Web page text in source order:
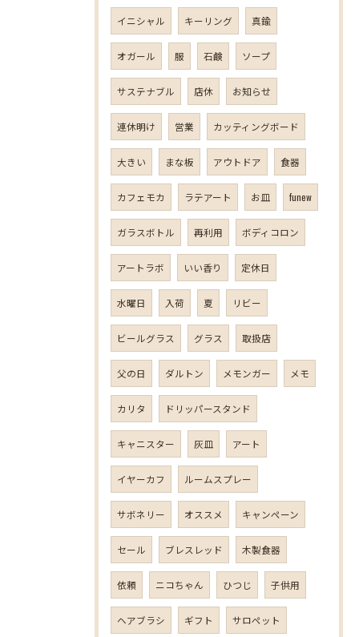
イニシャル キーリング 真鍮
オガール 服 石鹸 ソープ
サステナブル 店休 お知らせ
連休明け 営業 カッティングボード
大きい まな板 アウトドア 食器
カフェモカ ラテアート お皿 funew
ガラスボトル 再利用 ボディコロン
アートラボ いい香り 定休日
水曜日 入荷 夏 リビー
ビールグラス グラス 取扱店
父の日 ダルトン メモンガー メモ
カリタ ドリッパースタンド
キャニスター 灰皿 アート
イヤーカフ ルームスプレー
サボネリー オススメ キャンペーン
セール ブレスレッド 木製食器
依頼 ニコちゃん ひつじ 子供用
ヘアブラシ ギフト サロペット